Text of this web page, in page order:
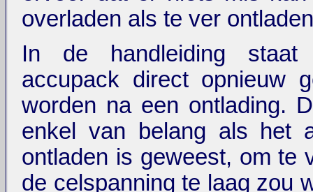
overladen als te ver
In de handleiding
accupack direct opnieuw
worden na een ontlading.
enkel van belang als het
ontladen is geweest, om te
de celspanning te laag zou